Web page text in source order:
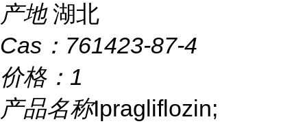
产地 湖北
Cas： 761423-87-4
价格： 1
产品名称Ipragliflozin;